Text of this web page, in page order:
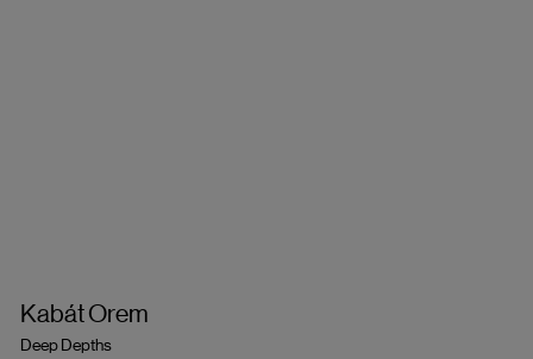
Kabát Orem
Deep Depths